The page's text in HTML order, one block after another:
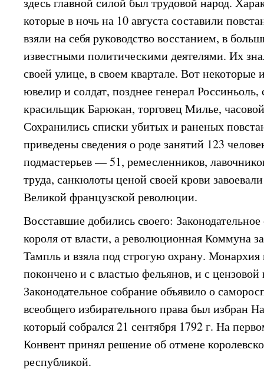
которые в ночь на 10 августа составили
взяли на себя руководство восстанием, в
известными политическими деятелями. Их
своей улице, в своем квартале. Вот некоторые
ювелир и солдат, позднее генерал
красильщик Барюкан, торговец Милье,
Сохранились списки убитых и раненых
приведены сведения о роде занятий 123
подмастерьев — 51, ремесленников,
труда, санкюлоты ценой своей крови
Великой французской революции.
Восставшие добились своего:
короля от власти, а революционная Коммуна
Тампль и взяла под строгую охрану.
покончено и с властью фельянов, и с
Законодательное собрание объявило о
всеобщего избирательного права был избран
который собрался 21 сентября 1792 г. На
Конвент принял решение об отмене
республикой.